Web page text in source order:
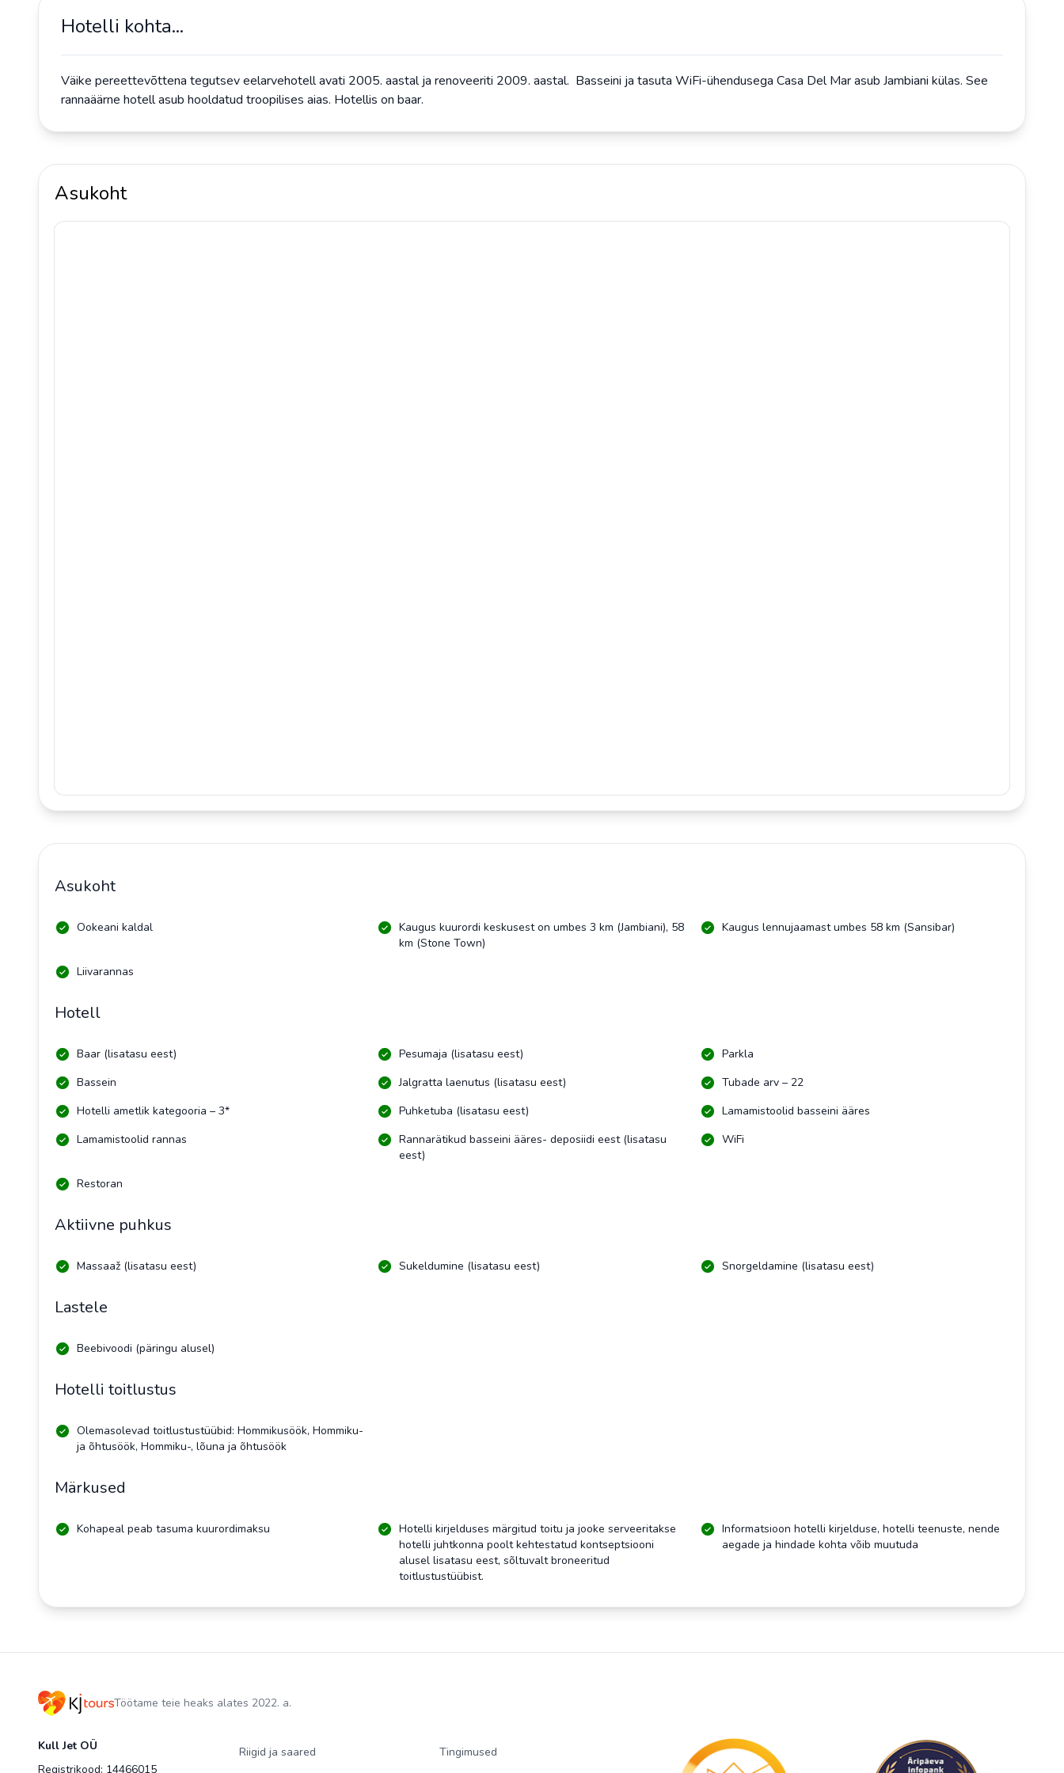
Hotelli kohta...
Väike pereettevõttena tegutsev eelarvehotell avati 2005. aastal ja renoveeriti 2009. aastal. Basseini ja tasuta WiFi-ühendusega Casa Del Mar asub Jambiani külas. See
rannaäärne hotell asub hooldatud troopilises aias. Hotellis on baar.
Asukoht
Asukoht
Ookeani kaldal
Kaugus kuurordi keskusest on umbes 3 km (Jambiani), 58
km (Stone Town)
Kaugus lennujaamast umbes 58 km (Sansibar)
Liivarannas
Hotell
Baar (lisatasu eest) Pesumaja (lisatasu eest)
Parkla
Bassein
Jalgratta laenutus (lisatasu eest)
Tubade arv – 22
Hotelli ametlik kategooria – 3*
Puhketuba (lisatasu eest)
Lamamistoolid basseini ääres
Lamamistoolid rannas
Rannarätikud basseini ääres- deposiidi eest (lisatasu
eest)
WiFi
Restoran
Aktiivne puhkus
Massaaž (lisatasu eest) Sukeldumine (lisatasu eest) Snorgeldamine (lisatasu eest)
Lastele
Beebivoodi (päringu alusel)
Hotelli toitlustus
Olemasolevad toitlustustüübid: Hommikusöök, Hommiku-
ja õhtusöök, Hommiku-, lõuna ja õhtusöök
Märkused
Kohapeal peab tasuma kuurordimaksu
Hotelli kirjelduses märgitud toitu ja jooke serveeritakse
hotelli juhtkonna poolt kehtestatud kontseptsiooni
alusel lisatasu eest, sõltuvalt broneeritud
toitlustustüübist.
Informatsioon hotelli kirjelduse, hotelli teenuste, nende
aegade ja hindade kohta võib muutuda
Töötame teie heaks alates 2022. a.
Kull Jet OÜ
Registrikood: 14466015
Riigid ja saared
Tingimused